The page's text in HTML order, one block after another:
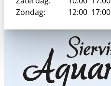
Zondag:
12:00 17:00